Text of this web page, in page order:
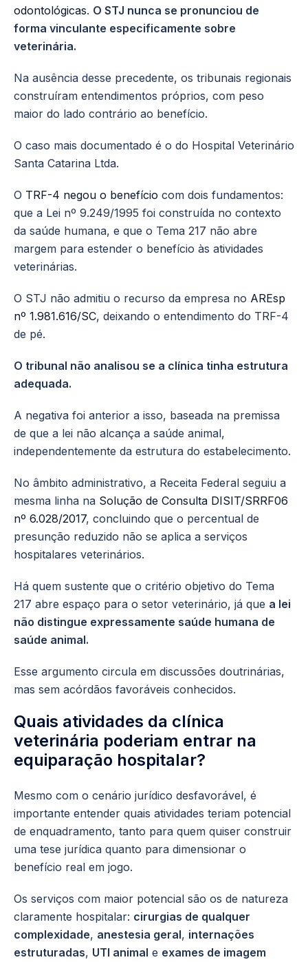
odontológicas. O STJ nunca se pronunciou de
forma vinculante especificamente sobre
veterinária.
Na ausência desse precedente, os tribunais regionais
construíram entendimentos próprios, com peso
maior do lado contrário ao benefício.
O caso mais documentado é o do Hospital Veterinário
Santa Catarina Ltda.
O TRF-4 negou o benefício com dois fundamentos:
que a Lei nº 9.249/1995 foi construída no contexto
da saúde humana, e que o Tema 217 não abre
margem para estender o benefício às atividades
veterinárias.
O STJ não admitiu o recurso da empresa no AREsp
nº 1.981.616/SC, deixando o entendimento do TRF-4
de pé.
O tribunal não analisou se a clínica tinha estrutura
adequada.
A negativa foi anterior a isso, baseada na premissa
de que a lei não alcança a saúde animal,
independentemente da estrutura do estabelecimento.
No âmbito administrativo, a Receita Federal seguiu a
mesma linha na Solução de Consulta DISIT/SRRF06
nº 6.028/2017, concluindo que o percentual de
presunção reduzido não se aplica a serviços
hospitalares veterinários.
Há quem sustente que o critério objetivo do Tema
217 abre espaço para o setor veterinário, já que a lei
não distingue expressamente saúde humana de
saúde animal.
Esse argumento circula em discussões doutrinárias,
mas sem acórdãos favoráveis conhecidos.
Quais atividades da clínica
veterinária poderiam entrar na
equiparação hospitalar?
Mesmo com o cenário jurídico desfavorável, é
importante entender quais atividades teriam potencial
de enquadramento, tanto para quem quiser construir
uma tese jurídica quanto para dimensionar o
benefício real em jogo.
Os serviços com maior potencial são os de natureza
claramente hospitalar: cirurgias de qualquer
complexidade, anestesia geral, internações
estruturadas, UTI animal e exames de imagem